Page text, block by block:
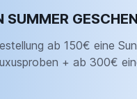
SUMMER
ab 150€ eine
+ ab 300€